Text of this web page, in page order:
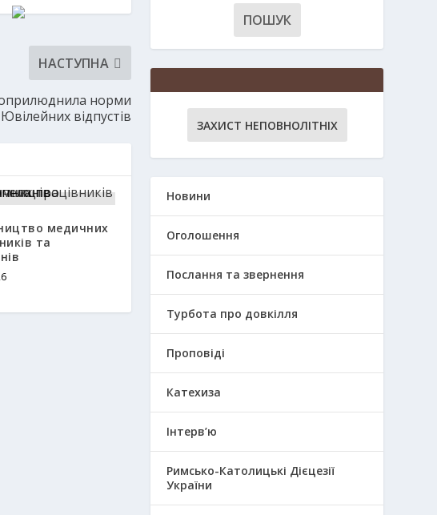
НАСТУПНА
оприлюднила норми
відпустів
медичних
та
ЗАХИСТ НЕПОВНОЛІТНІХ
Новини
Оголошення
Послання та звернення
Турбота про довкілля
Проповіді
Катехиза
Інтерв’ю
Римсько-Католицькі Дієцезії
України